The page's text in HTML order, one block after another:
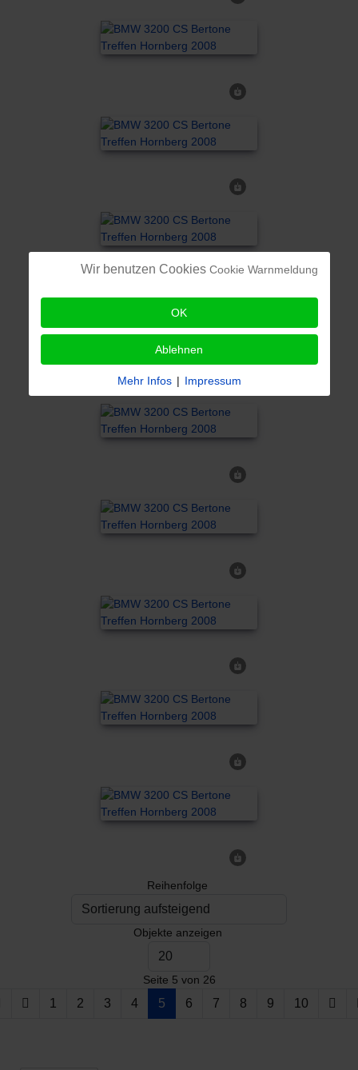
Reihenfolge
Objekte anzeigen
Seite 5 von 26
1 2 3 4 5 6 7 8 9 10
Wir benutzen Cookies Cookie Warnmeldung
OK
Ablehnen
Mehr Infos | Impressum